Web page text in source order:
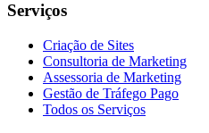
Serviços
Criação de Sites
Consultoria de Marketing
Assessoria de Marketing
Gestão de Tráfego Pago
Todos os Serviços